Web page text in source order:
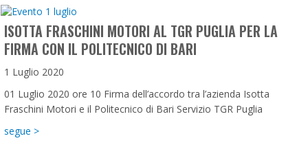
ISOTTA FRASCHINI MOTORI AL TGR PUGLIA PER LA
FIRMA CON IL POLITECNICO DI BARI
1 Luglio 2020
01 Luglio 2020 ore 10 Firma dell’accordo tra l’azienda Isotta
Fraschini Motori e il Politecnico di Bari Servizio TGR Puglia
segue >about Isotta Fraschini Motori al TGR Puglia per la firma con